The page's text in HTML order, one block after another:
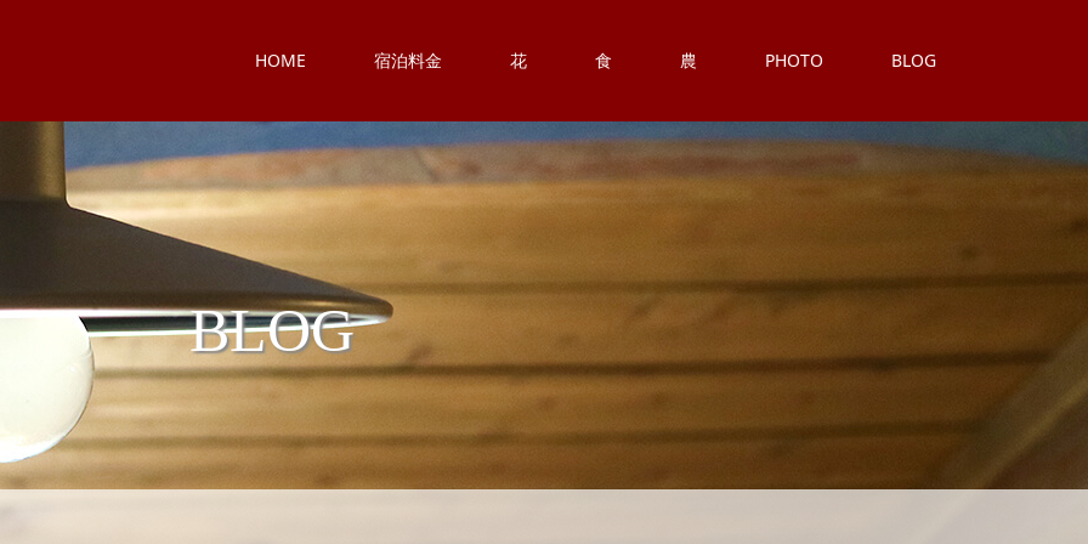
HOME 宿泊料金 花 食 農 PHOTO BLOG
BLOG